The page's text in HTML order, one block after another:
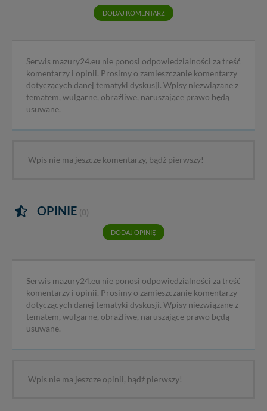
DODAJ KOMENTARZ
Serwis mazury24.eu nie ponosi odpowiedzialności za treść
komentarzy i opinii. Prosimy o zamieszczanie komentarzy
dotyczących danej tematyki dyskusji. Wpisy niezwiązane z
tematem, wulgarne, obraźliwe, naruszające prawo będą
usuwane.
Wpis nie ma jeszcze komentarzy, bądź pierwszy!
OPINIE (0)
DODAJ OPINIĘ
Serwis mazury24.eu nie ponosi odpowiedzialności za treść
komentarzy i opinii. Prosimy o zamieszczanie komentarzy
dotyczących danej tematyki dyskusji. Wpisy niezwiązane z
tematem, wulgarne, obraźliwe, naruszające prawo będą
usuwane.
Wpis nie ma jeszcze opinii, bądź pierwszy!